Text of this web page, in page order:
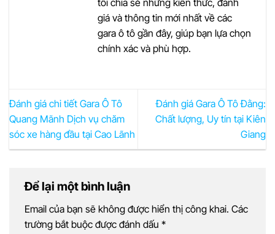
giá và thông tin mới nhất về các
gara ô tô gần đây, giúp bạn lựa chọn
chính xác và phù hợp.
Đánh giá chi tiết Gara Ô Tô
Quang Mãnh Dịch vụ chăm
sóc xe hàng đầu tại Cao Lãnh
Đánh giá Gara Ô Tô Đằng:
Chất lượng, Uy tín tại Kiên
Giang
Để lại một bình luận
Email của bạn sẽ không được hiển thị công khai. Các
trường bắt buộc được đánh dấu *